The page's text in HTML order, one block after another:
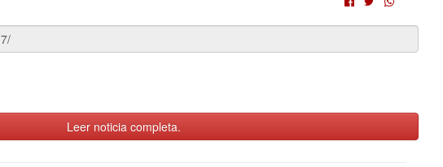
Leer noticia completa.